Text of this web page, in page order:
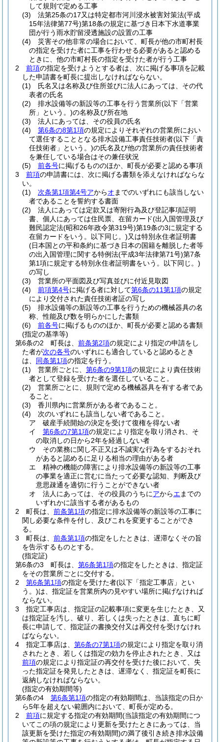
して規則で定める工事
(3)
法第25条の17又は特定都市河川浸水被害対策法(平成
15年法律第77号)第18条の規定に基づき日本下水道事業
団が行う雨水貯留浸透施設の設置の工事
(4)
災害その他非常の場合において、町長が他の市町村長
の指定を受けた者に工事を行わせる必要があると認める
ときに、他の市町村長の指定を受けた者が行う工事
2
前項の指定を受けようとする者は、次に掲げる事項を記載
した申請書を町長に提出しなければならない。
(1)
氏名又は名称及び住所並びに法人にあっては、その代
表者の氏名
(2)
排水設備等の新設等の工事を行う営業所(以下「営業
所」という。)の名称及び所在地
(3)
法人にあっては、その役員の氏名
(4)
第6条の8第1項の規定によりそれぞれの営業所におい
て選任することとなる排水設備工事責任技術者(以下「責
任技術者」という。)の氏名及び他の営業所の責任技術者
を兼任している場合はその兼任状況
(5)
前各号に掲げるもののほか、町長が必要と認める事項
3
前項の申請書には、次に掲げる書類を添えなければならな
い。
(1)
次条第1項第4号アからオ までのいずれにも該当しない
者であることを誓約する書面
(2)
法人にあっては定款又は寄附行為及び登記事項証明
書、個人にあっては住民票、在留カード(出入国管理及び
難民認定法(昭和26年政令第319号)第19条の3に規定する
在留カードをいう。以下同じ。)又は特別永住者証明書
(日本国との平和条約に基づき日本の国籍を離脱した者等
の出入国管理に関する特例法(平成3年法律第71号)第7条
第1項に規定する特別永住者証明書をいう。以下同じ。)
の写し
(3)
営業所の平面図及び写真並びに付近見取図
(4)
前項第4号に掲げる者に対して第6条の11第1項の規定
により交付された責任技術者証の写し
(5)
排水設備等の新設等の工事を行うための機械器具の名
称、性能及び数を明らかにした書類
(6)
前各号に掲げるもののほか、町長が必要と認める書類
(指定の基準等)
第6条の2
町長は、 前条第2項の規定により指定の申請をし
た者が次の各号のいずれにも適合していると認めるとき
は、 同条第1項の指定を行う。
(1)
営業所ごとに、 第6条の9第1項の規定により責任技術
者として登録を受けた者を選任していること。
(2)
営業所ごとに、規則で定める機械器具を有する者であ
ること。
(3)
香川県内に営業所がある者であること。
(4)
次のいずれにも該当しない者であること。
ア
破産手続開始の決定を受けて復権を得ない者
イ
第6条の7第1項の規定により指定を取り消され、そ
の取消しの日から2年を経過しない者
ウ
その業務に関し不正又は不誠実な行為をするおそれ
があると認めるに足りる相当の理由がある者
エ
精神の機能の障害により排水設備等の新設等の工事
の事業を適正に営むに当たって必要な認知、判断及び
意思疎通を適切に行うことができない者
オ
法人にあっては、その役員のうちにアからエ までの
いずれかに該当する者があるもの
2
町長は、 前条第1項の指定に排水設備等の新設等の工事に
関し必要な条件を付し、及びこれを変更することができ
る。
3
町長は、 前条第1項の指定をしたときは、遅滞なくその旨
を告示するものとする。
(指定証)
第6条の3
町長は、 第6条第1項の指定をしたときは、指定証
をその営業所ごとに交付する。
2
第6条第1項の指定を受けた者(以下「指定工事店」とい
う。)は、指定証を営業所内の見やすい場所に掲げなければ
ならない。
3
指定工事店は、指定証の記載事項に変更を生じたとき、又
は指定証を汚し、破り、若しくは失ったときは、直ちに町
長に申請して、指定証の書換交付又は再交付を受けなけれ
ばならない。
4
指定工事店は、 第6条の7第1項の規定により指定を取り消
されたとき、若しくは指定の効力を停止されたとき、又は
前項の規定により指定証の再交付を受けた後において、失
った指定証を発見したときは、遅滞なく、指定証を町長に
返納しなければならない。
(指定の有効期間等)
第6条の4
第6条第1項の指定の有効期間は、当該指定の日か
ら5年を超えない範囲内において、町長が定める。
2
前項に規定する指定の有効期間(当該指定の有効期間につ
いてこの項の規定により更新を受けたときにあっては、当
該更新を受けた指定の有効期間)の満了後引き続き排水設備